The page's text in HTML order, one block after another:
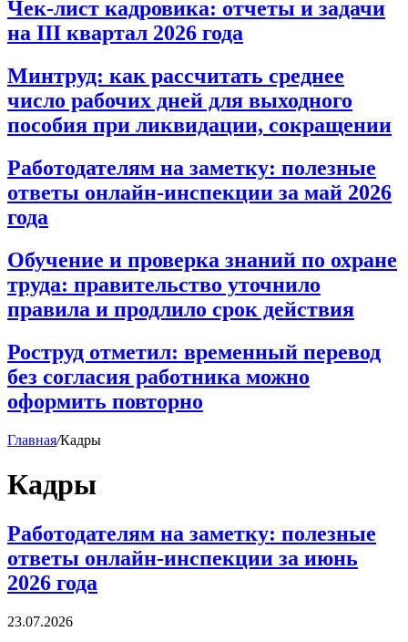
Чек-лист кадровика: отчеты и задачи
на III квартал 2026 года
Минтруд: как рассчитать среднее
число рабочих дней для выходного
пособия при ликвидации, сокращении
Работодателям на заметку: полезные
ответы онлайн-инспекции за май 2026
года
Обучение и проверка знаний по охране
труда: правительство уточнило
правила и продлило срок действия
Роструд отметил: временный перевод
без согласия работника можно
оформить повторно
Главная/Кадры
Кадры
Работодателям на заметку: полезные
ответы онлайн-инспекции за июнь
2026 года
23.07.2026